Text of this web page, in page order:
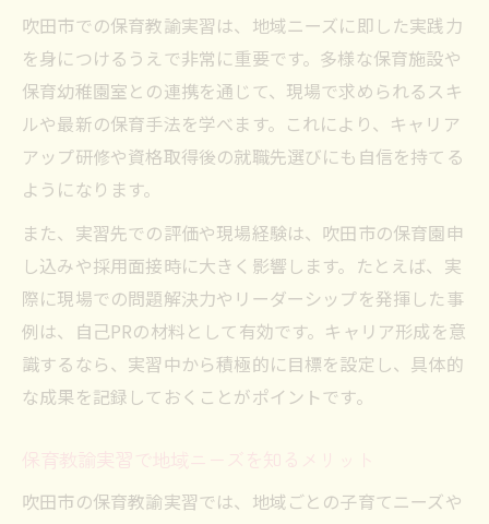
ド
保育教諭実習後のキャリアアップ成功例
吹田市で保育教諭がキャリアを磨くポイン
ト
吹田市での保育教諭実習は、地域ニーズに即した実践力
を身につけるうえで非常に重要です。多様な保育施設や
保育幼稚園室との連携を通じて、現場で求められるスキ
ルや最新の保育手法を学べます。これにより、キャリア
アップ研修や資格取得後の就職先選びにも自信を持てる
ようになります。
また、実習先での評価や現場経験は、吹田市の保育園申
し込みや採用面接時に大きく影響します。たとえば、実
際に現場での問題解決力やリーダーシップを発揮した事
例は、自己PRの材料として有効です。キャリア形成を意
識するなら、実習中から積極的に目標を設定し、具体的
な成果を記録しておくことがポイントです。
保育教諭実習で地域ニーズを知るメリット
吹田市の保育教諭実習では、地域ごとの子育てニーズや